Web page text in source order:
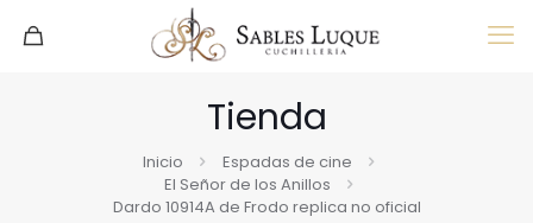
Tienda
Inicio
Espadas de cine
El Señor de los Anillos
Dardo 10914A de Frodo replica no oficial